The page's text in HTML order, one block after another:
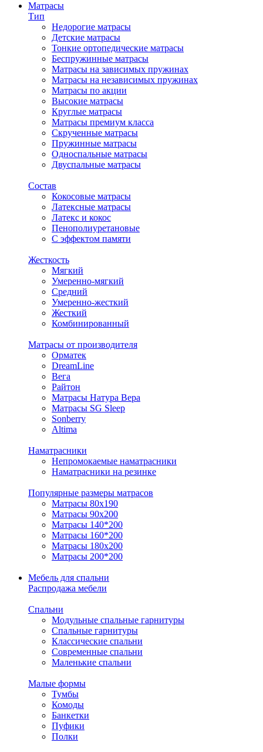
Матрасы
Тип
Недорогие матрасы
Детские матрасы
Тонкие ортопедические матрасы
Беспружинные матрасы
Матрасы на зависимых пружинах
Матрасы на независимых пружинах
Матрасы по акции
Высокие матрасы
Круглые матрасы
Матрасы премиум класса
Скрученные матрасы
Пружинные матрасы
Односпальные матрасы
Двуспальные матрасы
Состав
Кокосовые матрасы
Латексные матрасы
Латекс и кокос
Пенополиуретановые
С эффектом памяти
Жесткость
Мягкий
Умеренно-мягкий
Средний
Умеренно-жесткий
Жесткий
Комбинированный
Матрасы от производителя
Орматек
DreamLine
Вега
Райтон
Матрасы Натура Вера
Матрасы SG Sleep
Sonberry
Altima
Наматрасники
Непромокаемые наматрасники
Наматрасники на резинке
Популярные размеры матрасов
Матрасы 80x190
Матрасы 90x200
Матрасы 140*200
Матрасы 160*200
Матрасы 180x200
Матрасы 200*200
Мебель для спальни
Распродажа мебели
Спальни
Модульные спальные гарнитуры
Спальные гарнитуры
Классические спальни
Современные спальни
Маленькие спальни
Малые формы
Тумбы
Комоды
Банкетки
Пуфики
Полки